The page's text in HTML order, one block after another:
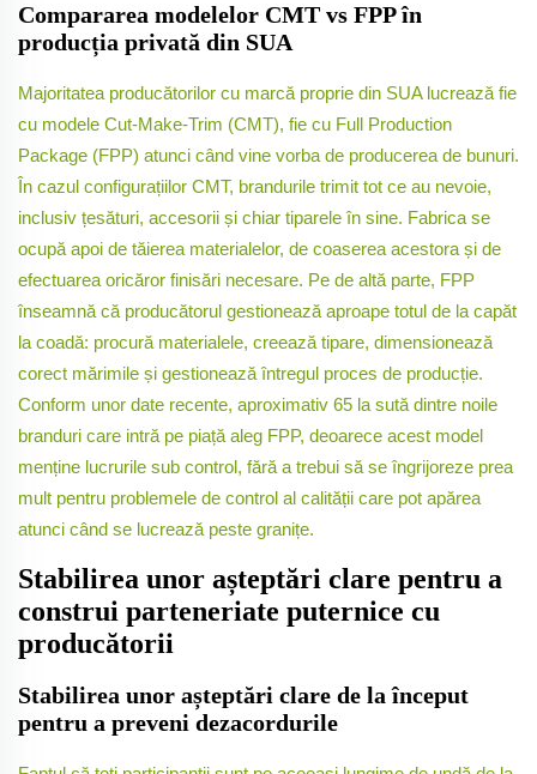
Compararea modelelor CMT vs FPP în
producția privată din SUA
Majoritatea producătorilor cu marcă proprie din SUA lucrează fie
cu modele Cut-Make-Trim (CMT), fie cu Full Production
Package (FPP) atunci când vine vorba de producerea de bunuri.
În cazul configurațiilor CMT, brandurile trimit tot ce au nevoie,
inclusiv țesături, accesorii și chiar tiparele în sine. Fabrica se
ocupă apoi de tăierea materialelor, de coaserea acestora și de
efectuarea oricăror finisări necesare. Pe de altă parte, FPP
înseamnă că producătorul gestionează aproape totul de la capăt
la coadă: procură materialele, creează tipare, dimensionează
corect mărimile și gestionează întregul proces de producție.
Conform unor date recente, aproximativ 65 la sută dintre noile
branduri care intră pe piață aleg FPP, deoarece acest model
menține lucrurile sub control, fără a trebui să se îngrijoreze prea
mult pentru problemele de control al calității care pot apărea
atunci când se lucrează peste granițe.
Stabilirea unor așteptări clare pentru a
construi parteneriate puternice cu
producătorii
Stabilirea unor așteptări clare de la început
pentru a preveni dezacordurile